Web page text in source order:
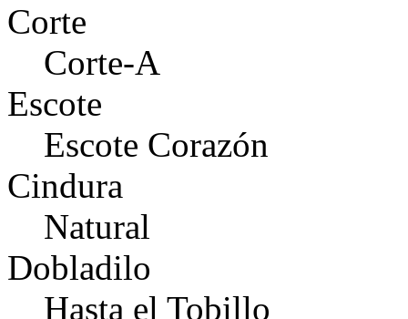
Corte
Corte-A
Escote
Escote Corazón
Cindura
Natural
Dobladilo
Hasta el Tobillo